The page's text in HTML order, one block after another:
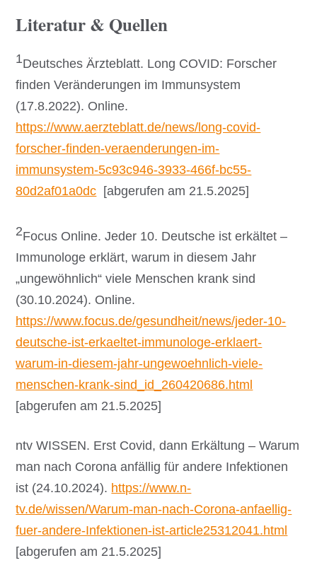
Literatur & Quellen
1Deutsches Ärzteblatt. Long COVID: Forscher
finden Veränderungen im Immunsystem
(17.8.2022). Online.
https://www.aerzteblatt.de/news/long-covid-
forscher-finden-veraenderungen-im-
immunsystem-5c93c946-3933-466f-bc55-
80d2af01a0dc [abgerufen am 21.5.2025]
2Focus Online. Jeder 10. Deutsche ist erkältet –
Immunologe erklärt, warum in diesem Jahr
„ungewöhnlich“ viele Menschen krank sind
(30.10.2024). Online.
https://www.focus.de/gesundheit/news/jeder-10-
deutsche-ist-erkaeltet-immunologe-erklaert-
warum-in-diesem-jahr-ungewoehnlich-viele-
menschen-krank-sind_id_260420686.html
[abgerufen am 21.5.2025]
ntv WISSEN. Erst Covid, dann Erkältung – Warum
man nach Corona anfällig für andere Infektionen
ist (24.10.2024). https://www.n-
tv.de/wissen/Warum-man-nach-Corona-anfaellig-
fuer-andere-Infektionen-ist-article25312041.html
[abgerufen am 21.5.2025]